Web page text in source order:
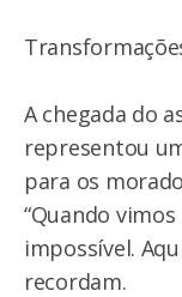
A chegada do
representou
para os
“Quando
impossível.
recordam.